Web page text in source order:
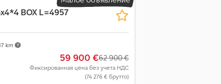
km
BOX L=4957
59 900 €62 900 €
Фиксированная цена без учета НДС
(74 276 € брутто)